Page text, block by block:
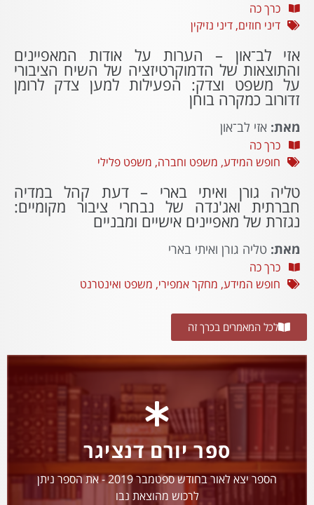
כרך כה
דיני חוזים, דיני נזיקין
אזי לב־און – הערות על אודות המאפיינים
והתוצאות של הדמוקרטיזציה של השיח הציבורי
על משפט וצדק: הפעילות למען צדק לרומן
זדורוב כמקרה בוחן
מאת: אזי לב־און
כרך כה
חופש המידע, משפט וחברה, משפט פלילי
טליה גורן ואיתי בארי – דעת קהל במדיה
חברתית ואג'נדה של נבחרי ציבור מקומיים:
נגזרת של מאפיינים אישיים ומבניים
מאת: טליה גורן ואיתי בארי
כרך כה
חופש המידע, מחקר אמפירי, משפט ואינטרנט
לכל המאמרים בכרך זה
ספר יורם דנציגר
הספר יצא לאור בחודש ספטמבר 2019 - את הספר ניתן
לרכוש מהוצאת נבו